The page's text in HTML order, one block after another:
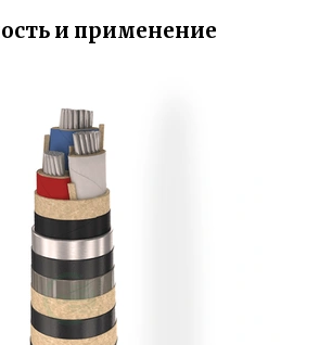
и применение